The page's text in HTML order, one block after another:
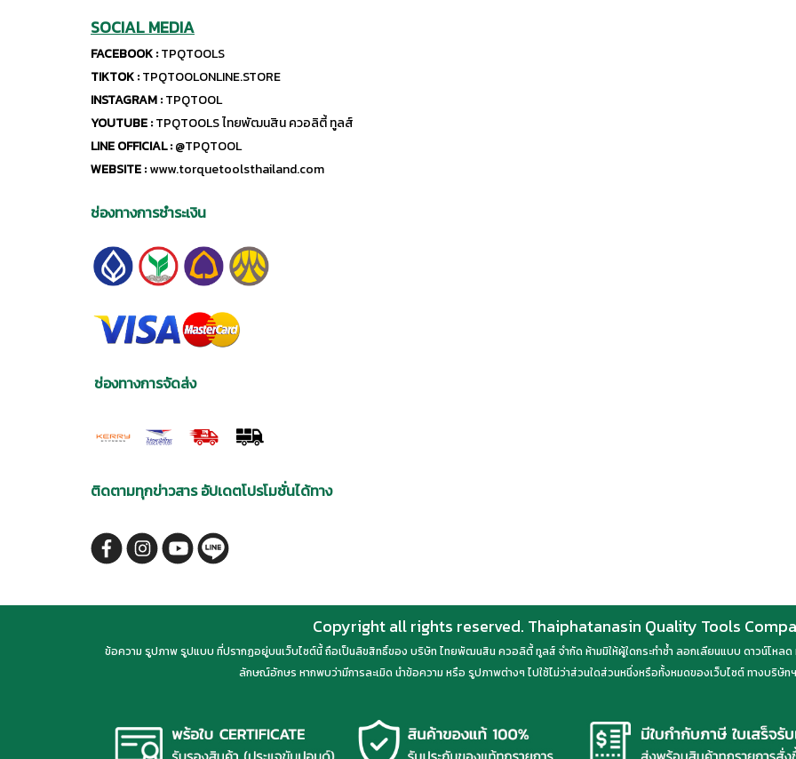
SOCIAL MEDIA
FACEBOOK :TPQTOOLS
TIKTOK :TPQTOOLONLINE.STORE
INSTAGRAM :TPQTOOL
YOUTUBE :TPQTOOLS ไทยพัฒนสิน ควอลิตี้ ทูลส์
LINE OFFICIAL :@TPQTOOL
WEBSITE :www.torquetoolsthailand.com
ช่องทางการชำระเงิน
ช่องทางการจัดส่ง
ติดตามทุกข่าวสาร อัปเดตโปรโมชั่นได้ทาง
Copyright all rights reserved. Thaiphatanasin Quality Tools
ข้อความ รูปภาพ รูปแบบ ที่ปรากฏอยู่บนเว็บไซต์นี้ ถือเป็นลิขสิทธิ์ของ บริษัท ไทยพัฒนสิน ควอลิตี้ ทูลส์ จำกัด ห้ามมิให้ผู้ใดกระทำซ้ำ ลอกเลียนแบบ ดาวน์โหลด
ลักษณ์อักษร หากพบว่ามีการละเมิด นำข้อความ หรือ รูปภาพต่างๆ ไปใช้ไม่ว่าส่วนใดส่วนหนึ่งหรือทั้งหมดของเว็บไซต์ ทางบริษัท